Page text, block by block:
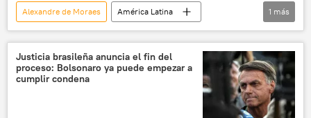
Alexandre de Moraes
América Latina
Brasil
Jair Bolsonaro
1 más
Justicia brasileña anuncia el fin del
proceso: Bolsonaro ya puede empezar a
cumplir condena